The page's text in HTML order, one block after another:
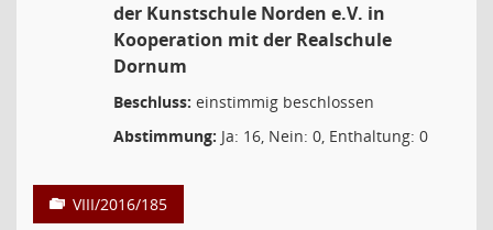
der Kunstschule Norden e.V. in
Kooperation mit der Realschule
Dornum
Beschluss: einstimmig beschlossen
Abstimmung: Ja: 16, Nein: 0, Enthaltung: 0
VIII/2016/185